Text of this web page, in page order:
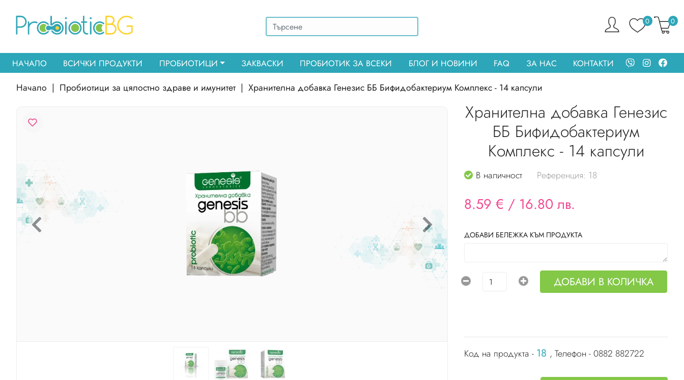
0 0
НАЧАЛО ВСИЧКИ ПРОДУКТИ ПРОБИОТИЦИ ЗАКВАСКИ ПРОБИОТИК ЗА ВСЕКИ БЛОГ И НОВИНИ FAQ ЗА НАС КОНТАКТИ
Начало | Пробиотици за цялостно здраве и имунитет | Хранителна добавка Генезис ББ Бифидобактериум Комплекс - 14 капсули
Хранителна добавка Генезис
ББ Бифидобактериум
Комплекс - 14 капсули
В наличност Референция: 18
8.59 € / 16.80 лв.
ДОБАВИ БЕЛЕЖКА КЪМ ПРОДУКТА
ДОБАВИ В КОЛИЧКА
Код на продукта - 18 , Телефон - 0882 882722